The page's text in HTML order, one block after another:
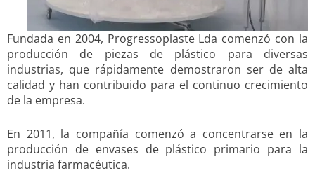
Fundada en 2004, Progressoplaste Lda comenzó con la
producción de piezas de plástico para diversas
industrias, que rápidamente demostraron ser de alta
calidad y han contribuido para el continuo crecimiento
de la empresa.
En 2011, la compañía comenzó a concentrarse en la
producción de envases de plástico primario para la
industria farmacéutica.